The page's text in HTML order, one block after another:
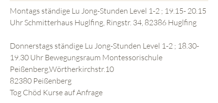
Montags ständige Lu Jong-Stunden Level 1-2 ; 19.15- 20.15
Uhr Schmitterhaus Huglfing, Ringstr. 34, 82386 Huglfing
Donnerstags ständige Lu Jong-Stunden Level 1-2 ; 18.30-
19.30 Uhr Bewegungsraum Montessorischule
Peißenberg,Wörtherkirchstr.10
82380 Peißenberg
Tog Chöd Kurse auf Anfrage